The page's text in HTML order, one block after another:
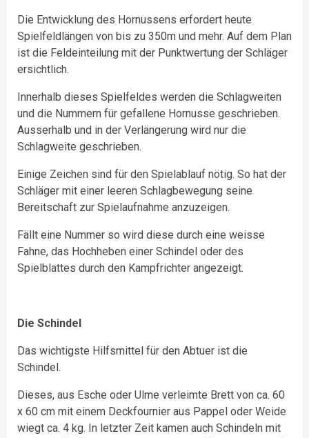
Die Entwicklung des Hornussens erfordert heute
Spielfeldlängen von bis zu 350m und mehr. Auf dem Plan
ist die Feldeinteilung mit der Punktwertung der Schläger
ersichtlich.
Innerhalb dieses Spielfeldes werden die Schlagweiten
und die Nummern für gefallene Hornusse geschrieben.
Ausserhalb und in der Verlängerung wird nur die
Schlagweite geschrieben.
Einige Zeichen sind für den Spielablauf nötig. So hat der
Schläger mit einer leeren Schlagbewegung seine
Bereitschaft zur Spielaufnahme anzuzeigen.
Fällt eine Nummer so wird diese durch eine weisse
Fahne, das Hochheben einer Schindel oder des
Spielblattes durch den Kampfrichter angezeigt.
Die Schindel
Das wichtigste Hilfsmittel für den Abtuer ist die
Schindel.
Dieses, aus Esche oder Ulme verleimte Brett von ca. 60
x 60 cm mit einem Deckfournier aus Pappel oder Weide
wiegt ca. 4 kg. In letzter Zeit kamen auch Schindeln mit